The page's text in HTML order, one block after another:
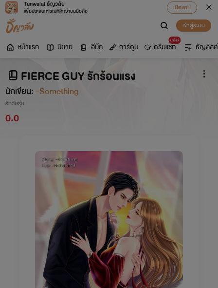
Tunwalai ธัญวลัย
เพื่อประสบการณ์ที่ดีกว่าบนมือถือ
เปิดแอป
เข้าสู่ระบบ
หน้าแรก นิยาย อีบุ๊ก การ์ตูน
มาใหม่
ดรีมแชท ธัญลิสต์
FIERCE GUY รักร้อนแรง
นักเขียน: -Something
รักวัยรุ่น
0.0